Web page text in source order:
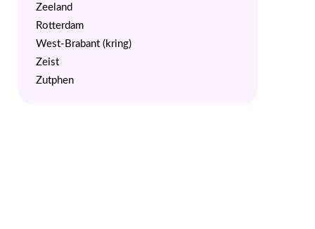
Zeeland
Rotterdam
West-Brabant (kring)
Zeist
Zutphen